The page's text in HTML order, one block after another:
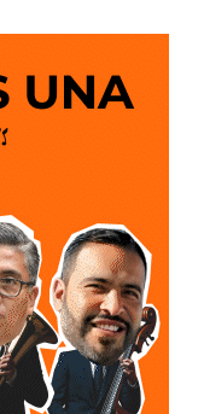
miles de familias.
de
donde se
del agua, para
integral de las
de los
donde las
agua se agrupan y
permitiendo
con las
de su